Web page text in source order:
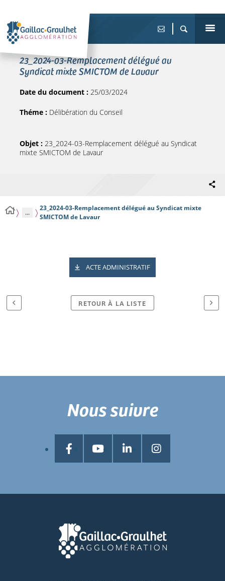
23_2024-03-Remplacement délégué au
Syndicat mixte SMICTOM de Lavaur
Date du document : 25/03/2024
Théme : Délibération du Conseil
Objet : 23_2024-03-Remplacement délégué au Syndicat
mixte SMICTOM de Lavaur
...
23_2024-03-Remplacement délégué au Syndicat mixte
SMICTOM de Lavaur
ACTE ADMINISTRATIF
RETOUR À LA LISTE
Nous suivre